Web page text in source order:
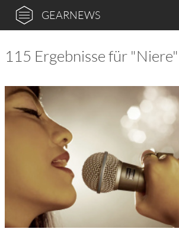
GEARNEWS
115 Ergebnisse für "Niere"